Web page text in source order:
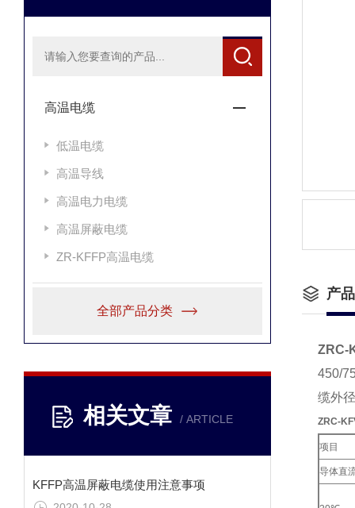
高温电缆
低温电缆
高温导线
高温电力电缆
高温屏蔽电缆
ZR-KFFP高温电缆
全部产品分类
相关文章 / ARTICLE
KFFP高温屏蔽电缆使用注意事项
产
ZRC-
450/
缆外
ZRC-
项目
导体直